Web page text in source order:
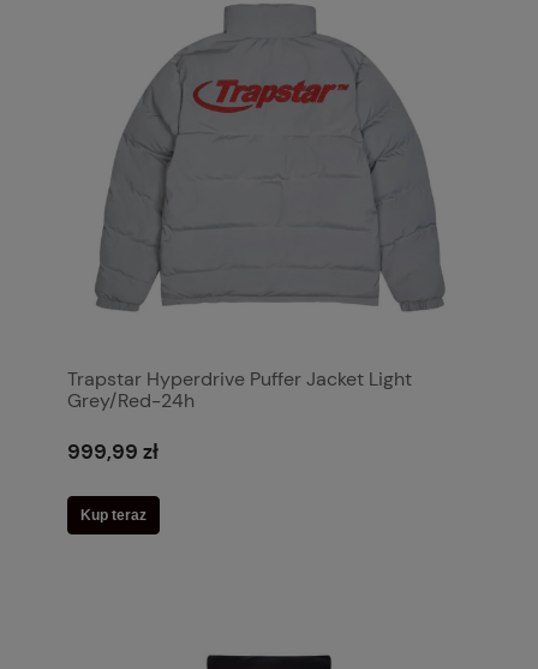
Trapstar Hyperdrive Puffer Jacket Light
Grey/Red-24h
999,99 zł
Kup teraz